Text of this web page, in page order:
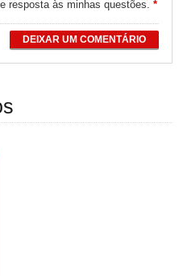
resposta às minhas questões.*
DEIXAR UM COMENTÁRIO